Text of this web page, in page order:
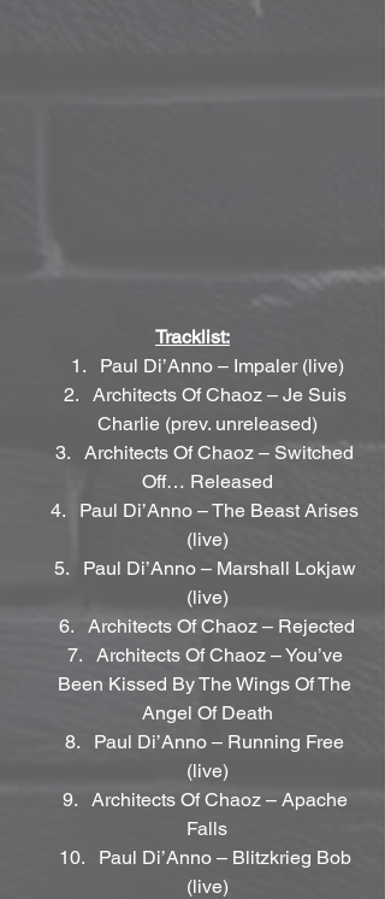
Tracklist:
Paul Di’Anno – Impaler (live)
Architects Of Chaoz – Je Suis
Charlie (prev. unreleased)
Architects Of Chaoz – Switched
Off… Released
Paul Di’Anno – The Beast Arises
(live)
Paul Di’Anno – Marshall Lokjaw
(live)
Architects Of Chaoz – Rejected
Architects Of Chaoz – You’ve
Been Kissed By The Wings Of The
Angel Of Death
Paul Di’Anno – Running Free
(live)
Architects Of Chaoz – Apache
Falls
Paul Di’Anno – Blitzkrieg Bob
(live)